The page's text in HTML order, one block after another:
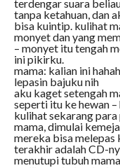
terdengar suara
tanpa ketahuan, dan
bisa kuintip. kulihat
monyet dan yang
– monyet itu tengah
ini pikirku.
mama: kalian ini
lepasin bajuku nih
aku kaget setengah
seperti itu ke hewan
kulihat sekarang
mama, dimulai
mereka bisa melepas
terakhir adalah CD-
menutupi tubuh